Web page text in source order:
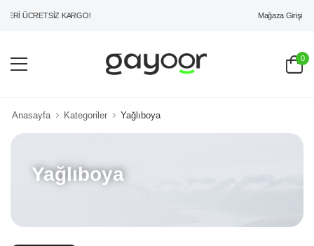
ÜCRETSİZ KARGO! Mağaza Girişi
0
Anasayfa Kategoriler Yağlıboya
Yağlıboya